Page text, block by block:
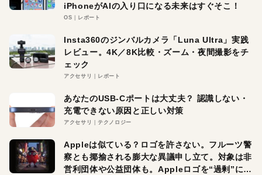
iPhoneがAIの入り口になる未来はすぐそこ！
OS レポート
Insta360のジンバルカメラ「Luna Ultra」実践
レビュー。4K／8K比較・ズーム・夜間撮影をチ
ェック
アクセサリ レポート
あなたのUSB-Cポートは大丈夫？ 認識しない・
充電できない原因と正しい対策
アクセサリ テクノロジー
Appleは似ている？ロゴを許さない。フルーツ警
察とも揶揄される膨大な異議申し立て。対象は非
営利団体や公益団体も。Appleロゴを“過剰”に守